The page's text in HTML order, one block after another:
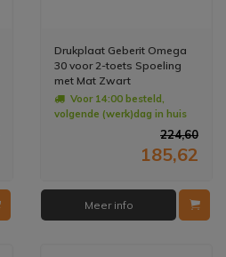
Drukplaat Geberit Omega
30 voor 2-toets Spoeling
met Mat Zwart
Designstroken Zwart
Voor 14:00 besteld,
volgende (werk)dag in huis
224,60
185,62
Meer info